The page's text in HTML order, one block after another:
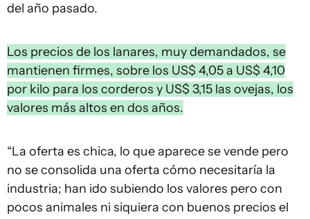
del año pasado.
Los precios de los lanares, muy demandados, se
mantienen firmes, sobre los US$ 4,05 a US$ 4,10
por kilo para los corderos y US$ 3,15 las ovejas, los
valores más altos en dos años.
“La oferta es chica, lo que aparece se vende pero
no se consolida una oferta cómo necesitaría la
industria; han ido subiendo los valores pero con
pocos animales ni siquiera con buenos precios el